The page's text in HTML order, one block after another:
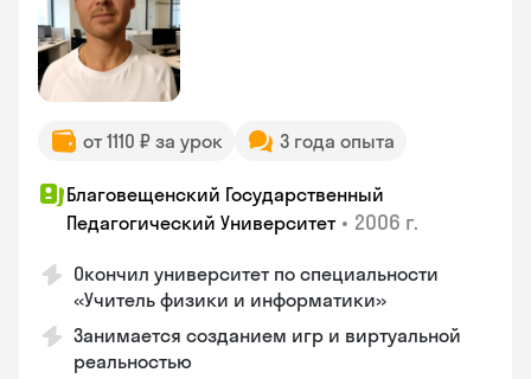
от 1110 ₽ за урок 3 года опыта
Благовещенский Государственный
Педагогический Университет • 2006 г.
Окончил университет по специальности
«Учитель физики и информатики»
Занимается созданием игр и виртуальной
реальностью